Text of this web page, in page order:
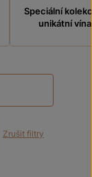
Speciální
unikátní vína
Zrušit filtry